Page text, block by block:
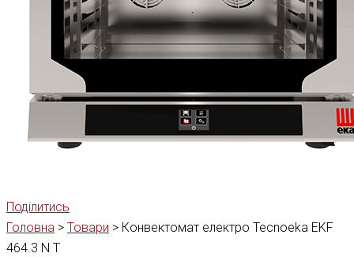
Поділитись
Головна > Товари > Конвектомат електро Tecnoeka EKF
464.3 N T